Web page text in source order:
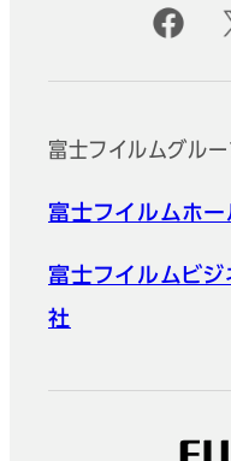
公式SNSアカウン
富士フイルムグル
富士フイルムホ
富士フイルムビジ
社